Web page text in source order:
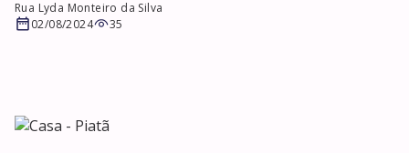
Rua Lyda Monteiro da Silva
02/08/2024
35